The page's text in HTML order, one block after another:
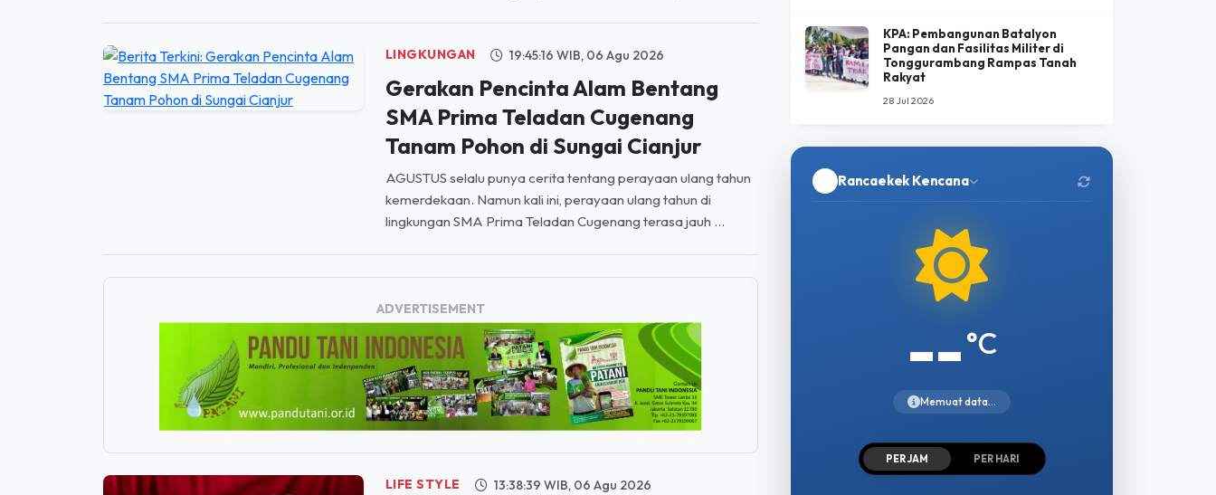
LINGKUNGAN 19:45:16 WIB, 06 Agu 2026
Gerakan Pencinta Alam Bentang
SMA Prima Teladan Cugenang
Tanam Pohon di Sungai Cianjur
AGUSTUS selalu punya cerita tentang perayaan ulang tahun
kemerdekaan. Namun kali ini, perayaan ulang tahun di
lingkungan SMA Prima Teladan Cugenang terasa jauh ...
ADVERTISEMENT
LIFE STYLE 13:38:39 WIB, 06 Agu 2026
KPA: Pembangunan Batalyon
Pangan dan Fasilitas Militer di
Tonggurambang Rampas Tanah
Rakyat
28 Jul 2026
Rancaekek Kencana
--°C
Memuat data...
PER JAM PER HARI